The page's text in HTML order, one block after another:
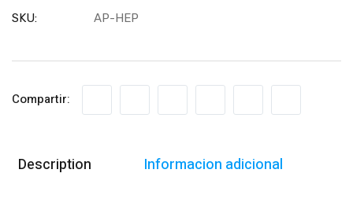
SKU: AP-HEP
Compartir:
Description Informacion adicional